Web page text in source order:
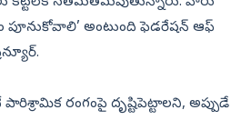
పూనుకోవాలి’ అంటుంది ఫెడరేషన్‌ ఆఫ్‌
పారిశ్రామిక రంగంపై దృష్టిపెట్టాలని, అప్పుడే